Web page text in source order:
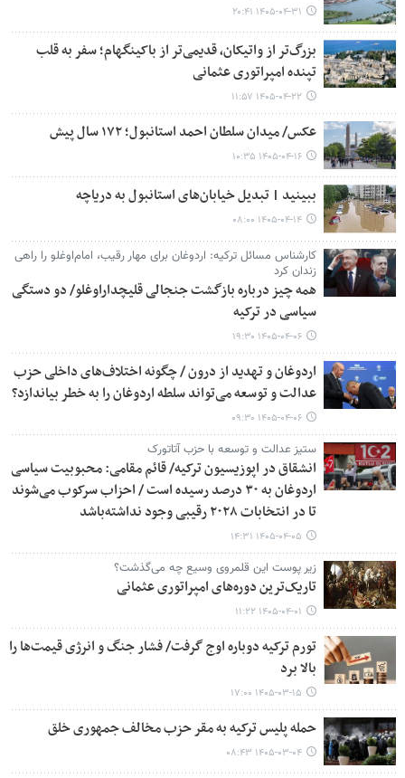
۱۴۰۵-۰۴-۳۱ ۲۰:۴۱
بزرگ‌تر از واتیکان، قدیمی‌تر از باکینگهام؛ سفر به قلب
تپنده امپراتوری عثمانی
۱۴۰۵-۰۴-۲۲ ۱۱:۵۷
عکس/ میدان سلطان احمد استانبول؛ ۱۷۲ سال پیش
۱۴۰۵-۰۴-۱۶ ۱۰:۳۵
ببینید | تبدیل خیابان‌های استانبول به دریاچه
۱۴۰۵-۰۴-۱۴ ۰۸:۰۰
کارشناس مسائل ترکیه: اردوغان برای مهار رقیب، امام‌اوغلو را راهی
زندان کرد
همه چیز درباره بازگشت جنجالی قلیچداراوغلو/ دو دستگی
سیاسی در ترکیه
۱۴۰۵-۰۴-۰۶ ۱۹:۳۰
اردوغان و تهدید از درون / چگونه اختلاف‌های داخلی حزب
عدالت و توسعه می‌تواند سلطه اردوغان را به خطر بیاندازد؟
۱۴۰۵-۰۴-۰۶ ۰۹:۳۰
ستیز عدالت و توسعه با حزب آتاتورک
انشقاق در اپوزیسیون ترکیه/ قائم مقامی: محبوبیت سیاسی
اردوغان به ۳۰ درصد رسیده است / احزاب سرکوب می‌شوند
تا در انتخابات ۲۰۲۸ رقیبی وجود نداشته‌باشد
۱۴۰۵-۰۴-۰۵ ۱۴:۳۱
زیر پوست این قلمروی وسیع چه می‌گذشت؟
تاریک‌ترین دوره‌های امپراتوری عثمانی
۱۴۰۵-۰۴-۰۱ ۱۱:۲۲
تورم ترکیه دوباره اوج گرفت/ فشار جنگ و انرژی قیمت‌ها را
بالا برد
۱۴۰۵-۰۳-۱۵ ۱۷:۰۰
حمله پلیس ترکیه به مقر حزب مخالف جمهوری خلق
۱۴۰۵-۰۳-۰۴ ۰۸:۴۳